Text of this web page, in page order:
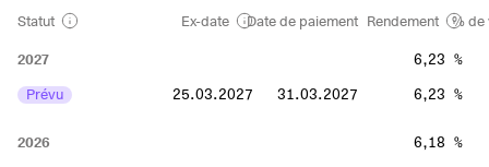
Statut Ex-date Date de paiement Rendement % de
2027
6,23 %
Prévu
25.03.2027 31.03.2027 6,23 %
2026
6,18 %